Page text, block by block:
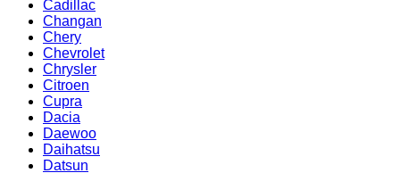
Cadillac
Changan
Chery
Chevrolet
Chrysler
Citroen
Cupra
Dacia
Daewoo
Daihatsu
Datsun